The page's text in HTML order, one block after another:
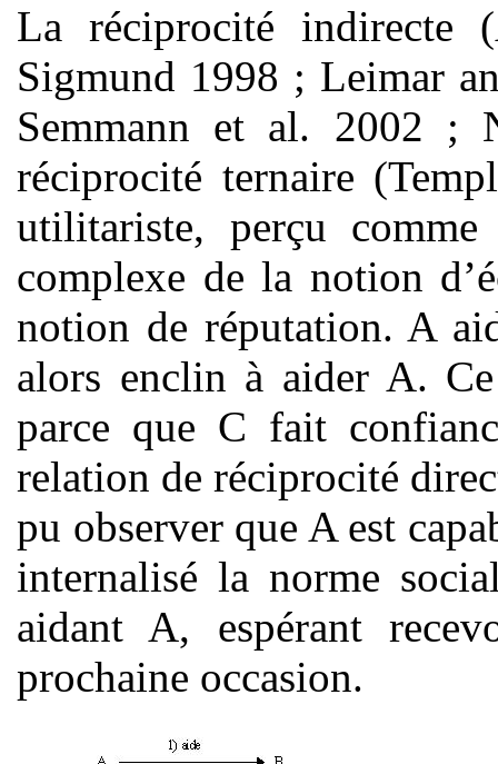
La réciprocité indirecte
Sigmund 1998 ; Leimar
Semmann et al. 2002 ;
réciprocité ternaire
utilitariste, perçu
complexe de la notion
notion de réputation. A
alors enclin à aider A.
parce que C fait
relation de réciprocité
pu observer que A est
internalisé la norme
aidant A, espérant
prochaine occasion.